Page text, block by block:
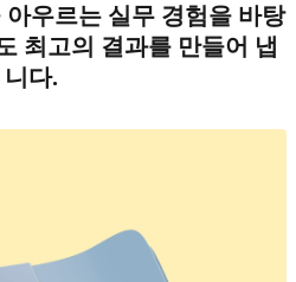
우르는 실무 경험을 바탕
최고의 결과를 만들어 냅
니다.